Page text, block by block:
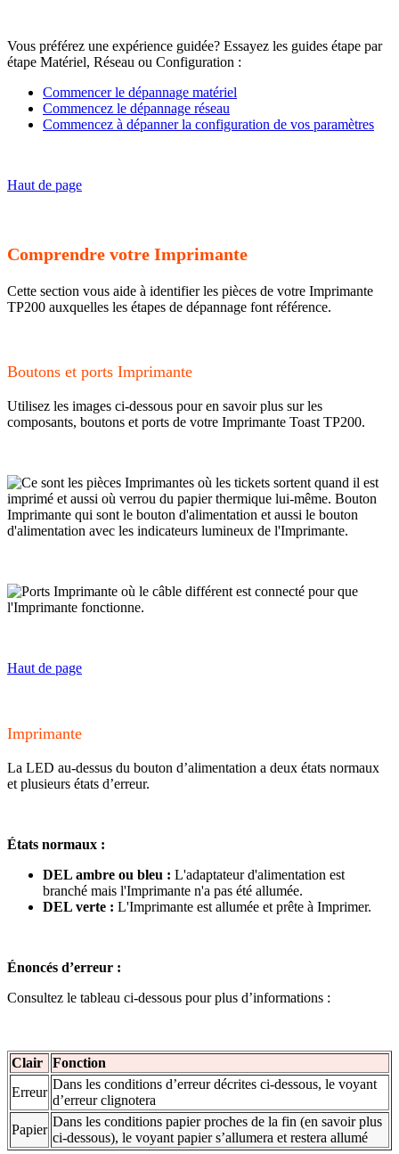
Vous préférez une expérience guidée? Essayez les guides étape par
étape Matériel, Réseau ou Configuration :
Commencer le dépannage matériel
Commencez le dépannage réseau
Commencez à dépanner la configuration de vos paramètres
Haut de page
Comprendre votre Imprimante
Cette section vous aide à identifier les pièces de votre Imprimante
TP200 auxquelles les étapes de dépannage font référence.
Boutons et ports Imprimante
Utilisez les images ci-dessous pour en savoir plus sur les
composants, boutons et ports de votre Imprimante Toast TP200.
Haut de page
Imprimante
La LED au-dessus du bouton d’alimentation a deux états normaux
et plusieurs états d’erreur.
États normaux :
DEL ambre ou bleu : L'adaptateur d'alimentation est
branché mais l'Imprimante n'a pas été allumée.
DEL verte : L'Imprimante est allumée et prête à Imprimer.
Énoncés d’erreur :
Consultez le tableau ci-dessous pour plus d’informations :
Clair
Fonction
Erreur
Dans les conditions d’erreur décrites ci-dessous, le voyant
d’erreur clignotera
Papier
Dans les conditions papier proches de la fin (en savoir plus
ci-dessous), le voyant papier s’allumera et restera allumé